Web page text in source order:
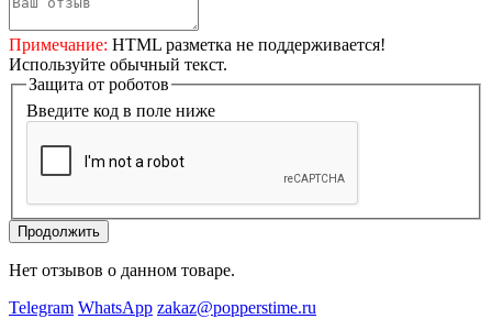
Примечание: HTML разметка не поддерживается!
Используйте обычный текст.
Защита от роботов
Введите код в поле ниже
Продолжить
Нет отзывов о данном товаре.
Telegram WhatsApp zakaz@popperstime.ru